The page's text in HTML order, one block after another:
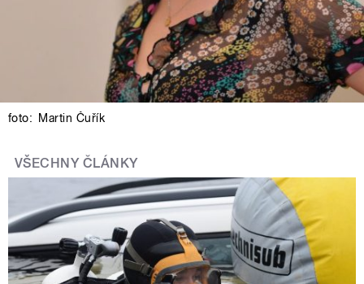
foto: Martin Čuřík
VŠECHNY ČLÁNKY